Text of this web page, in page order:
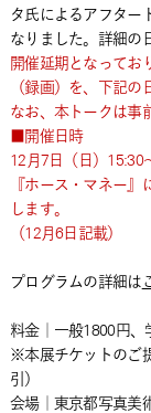
タ氏によるアフター
なりました。詳細の
開催延期となってお
（録画）を、下記の
なお、本トークは事
■開催日時
12月7日（日）15:30
『ホース・マネー
します。
（12月6日記載）
プログラムの詳細は
料金｜一般1800円、
※本展チケットのご
引）
会場｜東京都写真美